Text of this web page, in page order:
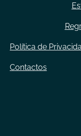
Política de
Contactos